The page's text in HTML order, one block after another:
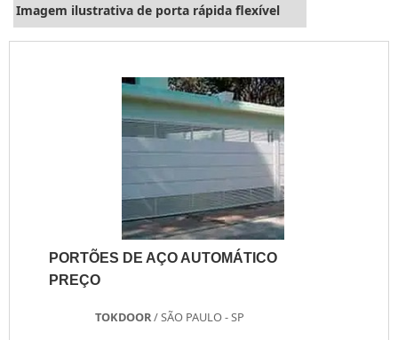
Imagem ilustrativa de porta rápida flexível
PORTÕES DE AÇO AUTOMÁTICO
PREÇO
TOKDOOR/ SÃO PAULO - SP